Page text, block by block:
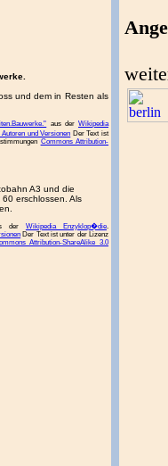
und dem in Resten als
aus der Wikipedia
Autoren und Versionen Der Text ist
Commons Attribution-
A3 und die
erschlossen. Als
der Wikipedia Enzyklop�die.
Der Text ist unter der Lizenz
Attribution-ShareAlike 3.0